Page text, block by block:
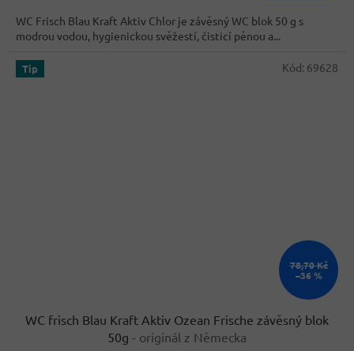
z
5
hvězdiček.
WC Frisch Blau Kraft Aktiv Chlor je závěsný WC blok 50 g s
modrou vodou, hygienickou svěžestí, čisticí pěnou a...
Tip
78,70 Kč
–36 %
WC frisch Blau Kraft Aktiv Ozean Frische závěsný blok
50g - originál z Německa
Kód: 69628